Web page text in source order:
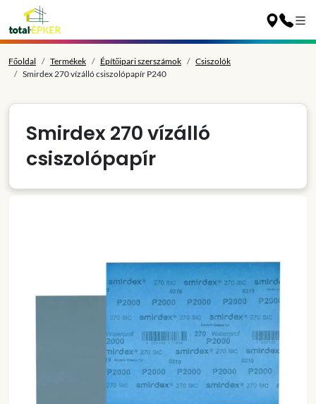
Főoldal Termékek Építőipari szerszámok
Csiszolók
Smirdex 270 vízálló csiszolópapír P240
Smirdex 270 vízálló
csiszolópapír